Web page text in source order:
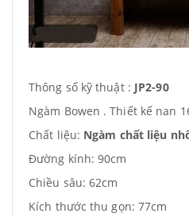
Thông số kỹ thuật : JP2-90
Ngàm Bowen . Thiết kế nan
Chất liệu: Ngàm chất liệu
Đường kính: 90cm
Chiều sâu: 62cm
Kích thước thu gọn: 77cm